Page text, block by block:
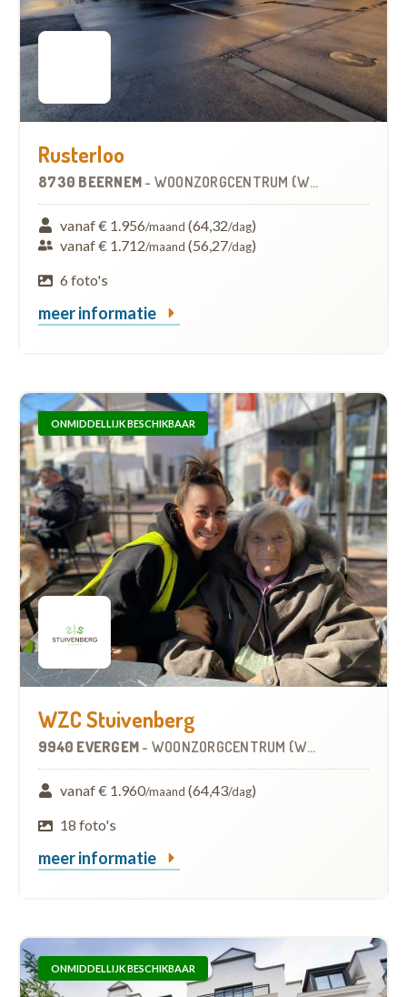
Rusterloo
8730 BEERNEM - WOONZORGCENTRUM (WZC)
vanaf € 1.956/maand (64,32/dag)
vanaf € 1.712/maand (56,27/dag)
6 foto's
meer informatie
ONMIDDELLIJK BESCHIKBAAR
WZC Stuivenberg
9940 EVERGEM - WOONZORGCENTRUM (WZC)
vanaf € 1.960/maand (64,43/dag)
18 foto's
meer informatie
ONMIDDELLIJK BESCHIKBAAR